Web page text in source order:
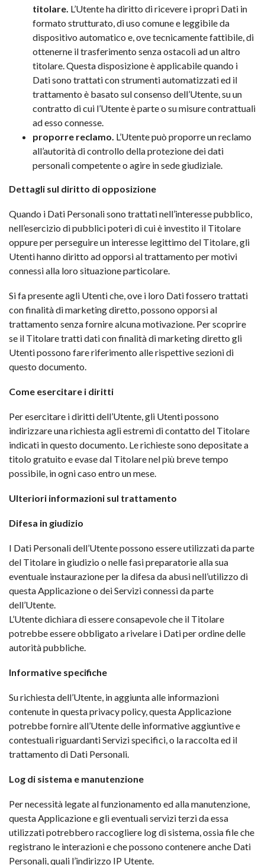
titolare. L’Utente ha diritto di ricevere i propri Dati in
formato strutturato, di uso comune e leggibile da
dispositivo automatico e, ove tecnicamente fattibile, di
ottenerne il trasferimento senza ostacoli ad un altro
titolare. Questa disposizione è applicabile quando i
Dati sono trattati con strumenti automatizzati ed il
trattamento è basato sul consenso dell’Utente, su un
contratto di cui l’Utente è parte o su misure contrattuali
ad esso connesse.
proporre reclamo. L’Utente può proporre un reclamo
all’autorità di controllo della protezione dei dati
personali competente o agire in sede giudiziale.
Dettagli sul diritto di opposizione
Quando i Dati Personali sono trattati nell’interesse pubblico,
nell’esercizio di pubblici poteri di cui è investito il Titolare
oppure per perseguire un interesse legittimo del Titolare, gli
Utenti hanno diritto ad opporsi al trattamento per motivi
connessi alla loro situazione particolare.
Si fa presente agli Utenti che, ove i loro Dati fossero trattati
con finalità di marketing diretto, possono opporsi al
trattamento senza fornire alcuna motivazione. Per scoprire
se il Titolare tratti dati con finalità di marketing diretto gli
Utenti possono fare riferimento alle rispettive sezioni di
questo documento.
Come esercitare i diritti
Per esercitare i diritti dell’Utente, gli Utenti possono
indirizzare una richiesta agli estremi di contatto del Titolare
indicati in questo documento. Le richieste sono depositate a
titolo gratuito e evase dal Titolare nel più breve tempo
possibile, in ogni caso entro un mese.
Ulteriori informazioni sul trattamento
Difesa in giudizio
I Dati Personali dell’Utente possono essere utilizzati da parte
del Titolare in giudizio o nelle fasi preparatorie alla sua
eventuale instaurazione per la difesa da abusi nell’utilizzo di
questa Applicazione o dei Servizi connessi da parte
dell’Utente.
L’Utente dichiara di essere consapevole che il Titolare
potrebbe essere obbligato a rivelare i Dati per ordine delle
autorità pubbliche.
Informative specifiche
Su richiesta dell’Utente, in aggiunta alle informazioni
contenute in questa privacy policy, questa Applicazione
potrebbe fornire all’Utente delle informative aggiuntive e
contestuali riguardanti Servizi specifici, o la raccolta ed il
trattamento di Dati Personali.
Log di sistema e manutenzione
Per necessità legate al funzionamento ed alla manutenzione,
questa Applicazione e gli eventuali servizi terzi da essa
utilizzati potrebbero raccogliere log di sistema, ossia file che
registrano le interazioni e che possono contenere anche Dati
Personali, quali l’indirizzo IP Utente.